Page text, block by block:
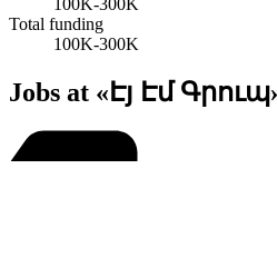
100K-300K
Total funding
100K-300K
Jobs at «Էյ Էմ